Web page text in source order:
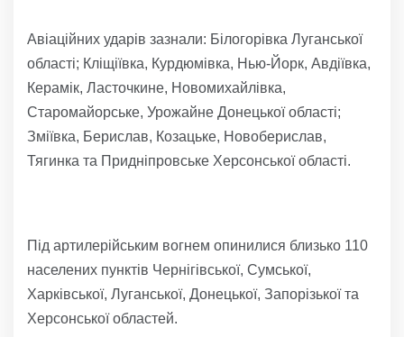
Авіаційних ударів зазнали: Білогорівка Луганської
області; Кліщіївка, Курдюмівка, Нью-Йорк, Авдіївка,
Керамік, Ласточкине, Новомихайлівка,
Старомайорське, Урожайне Донецької області;
Зміївка, Берислав, Козацьке, Новоберислав,
Тягинка та Придніпровське Херсонської області.
Під артилерійським вогнем опинилися близько 110
населених пунктів Чернігівської, Сумської,
Харківської, Луганської, Донецької, Запорізької та
Херсонської областей.